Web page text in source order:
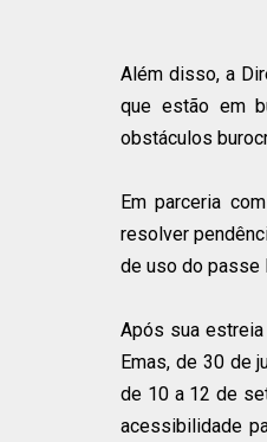
Além disso, a
que estão em
obstáculos
Em parceria
resolver
de uso do passe
Após sua estreia
Emas, de 30 de
de 10 a 12 de
acessibilidade